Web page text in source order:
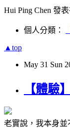
Hui Ping Chen 發
個人分類：
▲top
May 31 Sun
【體驗
老實說，我本身